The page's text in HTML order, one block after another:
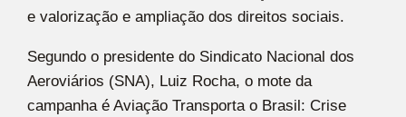
e valorização e ampliação dos direitos sociais.
Segundo o presidente do Sindicato Nacional dos
Aeroviários (SNA), Luiz Rocha, o mote da
campanha é Aviação Transporta o Brasil: Crise